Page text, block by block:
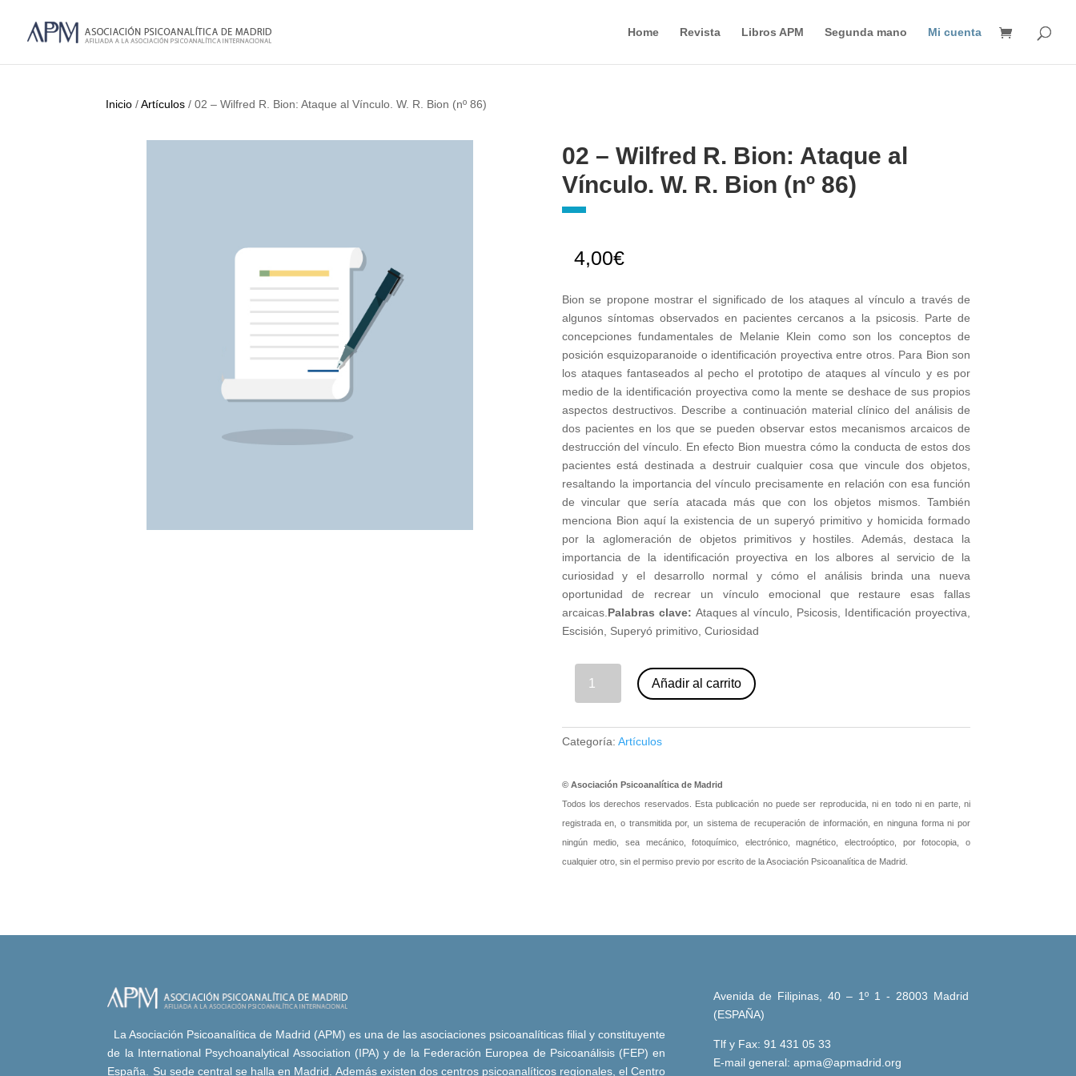
Home Revista Libros APM Segunda mano Mi cuenta
productos
Inicio /Artículos / 02 – Wilfred R. Bion: Ataque al Vínculo. W. R. Bion (nº 86)
02 – Wilfred R. Bion: Ataque al
Vínculo. W. R. Bion (nº 86)
4,00€
Bion se propone mostrar el significado de los ataques al vínculo a través de
algunos síntomas observados en pacientes cercanos a la psicosis. Parte de
concepciones fundamentales de Melanie Klein como son los conceptos de
posición esquizoparanoide o identificación proyectiva entre otros. Para Bion son
los ataques fantaseados al pecho el prototipo de ataques al vínculo y es por
medio de la identificación proyectiva como la mente se deshace de sus propios
aspectos destructivos. Describe a continuación material clínico del análisis de
dos pacientes en los que se pueden observar estos mecanismos arcaicos de
destrucción del vínculo. En efecto Bion muestra cómo la conducta de estos dos
pacientes está destinada a destruir cualquier cosa que vincule dos objetos,
resaltando la importancia del vínculo precisamente en relación con esa función
de vincular que sería atacada más que con los objetos mismos. También
menciona Bion aquí la existencia de un superyó primitivo y homicida formado
por la aglomeración de objetos primitivos y hostiles. Además, destaca la
importancia de la identificación proyectiva en los albores al servicio de la
curiosidad y el desarrollo normal y cómo el análisis brinda una nueva
oportunidad de recrear un vínculo emocional que restaure esas fallas
arcaicas. Palabras clave: Ataques al vínculo, Psicosis, Identificación proyectiva,
Escisión, Superyó primitivo, Curiosidad
Añadir al carrito
Categoría: Artículos
© Asociación Psicoanalítica de Madrid
Todos los derechos reservados. Esta publicación no puede ser reproducida, ni en todo ni en parte, ni
registrada en, o transmitida por, un sistema de recuperación de información, en ninguna forma ni por
ningún medio, sea mecánico, fotoquímico, electrónico, magnético, electroóptico, por fotocopia, o
cualquier otro, sin el permiso previo por escrito de la Asociación Psicoanalítica de Madrid.
La Asociación Psicoanalítica de Madrid (APM) es una de las asociaciones psicoanalíticas filial y constituyente
de la International Psychoanalytical Association (IPA) y de la Federación Europea de Psicoanálisis (FEP) en
España. Su sede central se halla en Madrid. Además existen dos centros psicoanalíticos regionales, el Centro
Avenida de Filipinas, 40 – 1º 1 - 28003 Madrid
(ESPAÑA)
Tlf y Fax: 91 431 05 33
E-mail general: apma@apmadrid.org